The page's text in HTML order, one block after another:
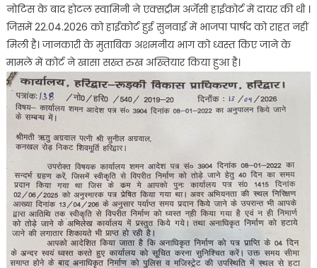
नोटिस के बाद होटल स्वामिनी ने एक्सट्रीम अर्जेंसी हाईकोर्ट में दायर की थी ।
जिसमें 22.04.2026 को हाईकोर्ट हुई सुनवाई में भाजपा पार्षद को राहत नहीं
मिली है। जानकारी के मुताबिक अशमनीय भाग को ध्वस्त किए जाने के
मामले में कोर्ट ने खासा सख्त रुख अख्तियार किया हुआ है।